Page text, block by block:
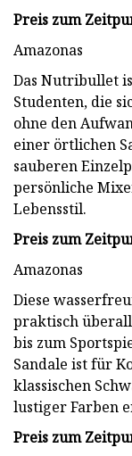
Preis zum
Amazonas
Das Nutribullet
Studenten, die
ohne den
einer örtlichen
sauberen
persönliche
Lebensstil.
Preis zum
Amazonas
Diese
praktisch
bis zum
Sandale ist für
klassischen
lustiger Farben
Preis zum